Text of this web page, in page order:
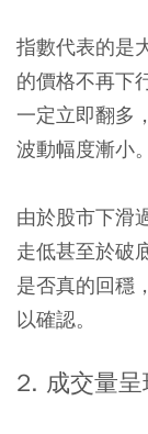
指數代表的是
的價格不再下
一定立即翻多
波動幅度漸小。
由於股市下滑
走低甚至於破
是否真的回穩
以確認。
2. 成交量